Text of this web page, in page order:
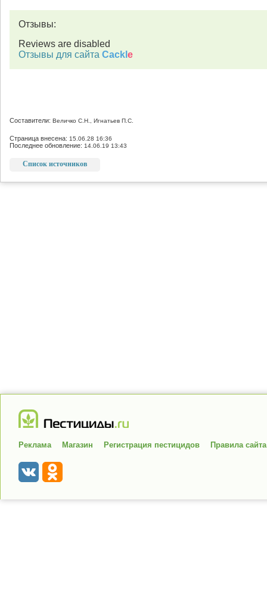
Отзывы:
Reviews are disabled
Отзывы для сайта Cackl e
Составители: Величко С.Н., Игнатьев П.С.
Страница внесена: 15.06.28 16:36
Последнее обновление: 14.06.19 13:43
Список источников
Реклама Магазин Регистрация пестицидов Правила сайта